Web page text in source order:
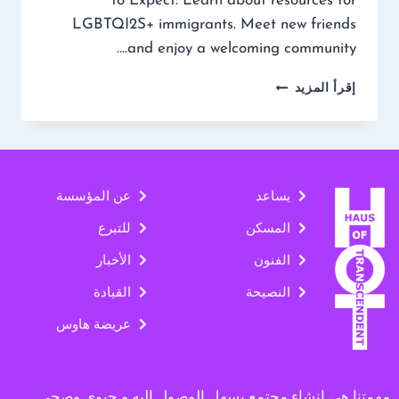
LGBTQI2S+ immigrants. Meet new friends
and enjoy a welcoming community….
إقرأ المزيد
يساعد
المسكن
الفنون
النصيحة
عن المؤسسة
للتبرع
الأخبار
القيادة
عريضة هاوس